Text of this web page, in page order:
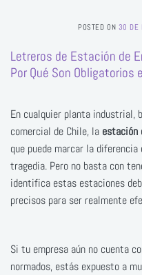
POSTED ON 30 DE
Letreros de Estación de
Por Qué Son Obligatorios
En cualquier planta industrial,
comercial de Chile, la estación
que puede marcar la
tragedia. Pero no basta con
identifica estas estaciones
precisos para ser realmente
Si tu empresa aún no cuenta
normados, estás expuesto a